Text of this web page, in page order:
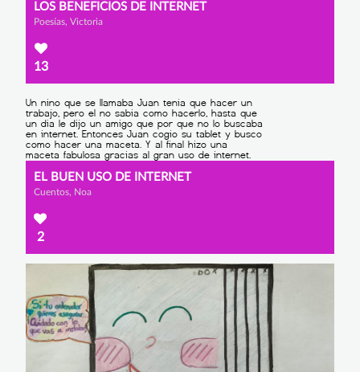
LOS BENEFICIOS DE INTERNET
Poesías, Victoria
13
EL BUEN USO DE INTERNET
Cuentos, Noa
2